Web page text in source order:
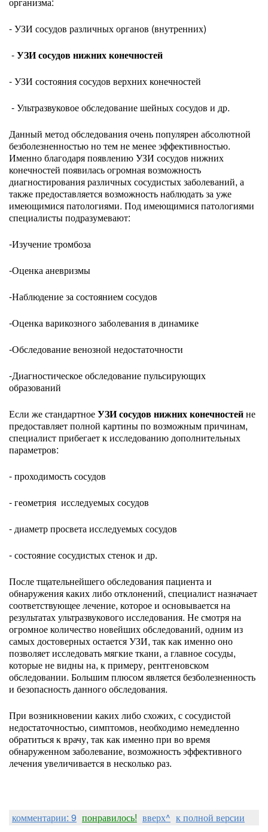
- УЗИ сосудов различных органов (внутренних)
-УЗИ сосудов нижних конечностей
- УЗИ состояния сосудов верхних конечностей
- Ультразвуковое обследование шейных сосудов и др.
Данный метод обследования очень популярен абсолютной
безболезненностью но тем не менее эффективностью.
Именно благодаря появлению УЗИ сосудов нижних
конечностей появилась огромная возможность
диагностирования различных сосудистых заболеваний, а
также предоставляется возможность наблюдать за уже
имеющимися патологиями. Под имеющимися патологиями
специалисты подразумевают:
-Изучение тромбоза
-Оценка аневризмы
-Наблюдение за состоянием сосудов
-Оценка варикозного заболевания в динамике
-Обследование венозной недостаточности
-Диагностическое обследование пульсирующих
образований
Если же стандартноеУЗИ сосудов нижних конечностейне
предоставляет полной картины по возможным причинам,
специалист прибегает к исследованию дополнительных
параметров:
- проходимость сосудов
- геометрия исследуемых сосудов
- диаметр просвета исследуемых сосудов
- состояние сосудистых стенок и др.
После тщательнейшего обследования пациента и
обнаружения каких либо отклонений, специалист назначает
соответствующее лечение, которое и основывается на
результатах ультразвукового исследования. Не смотря на
огромное количество новейших обследований, одним из
самых достоверных остается УЗИ, так как именно оно
позволяет исследовать мягкие ткани, а главное сосуды,
которые не видны на, к примеру, рентгеновском
обследовании. Большим плюсом является безболезненность
и безопасность данного обследования.
При возникновении каких либо схожих, с сосудистой
недостаточностью, симптомов, необходимо немедленно
обратиться к врачу, так как именно при во время
обнаруженном заболевание, возможность эффективного
лечения увеличивается в несколько раз.
комментарии: 9 понравилось! вверх^ к полной версии